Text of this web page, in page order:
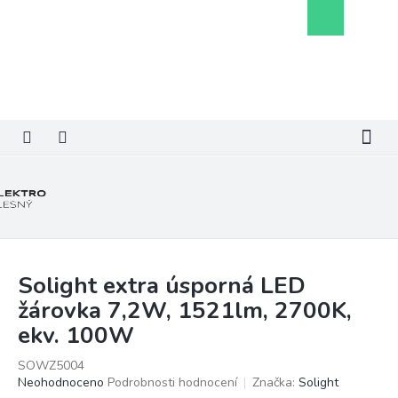
košík
Solight extra úsporná LED
žárovka 7,2W, 1521lm, 2700K,
ekv. 100W
SOWZ5004
Průměrné
Neohodnoceno Podrobnosti hodnocení Značka: Solight